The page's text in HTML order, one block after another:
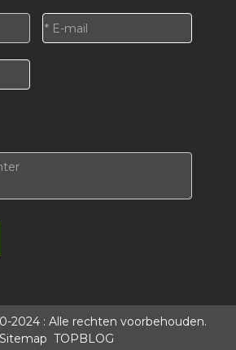
2024 : Alle rechten voorbehouden.
Sitemap TOPBLOG